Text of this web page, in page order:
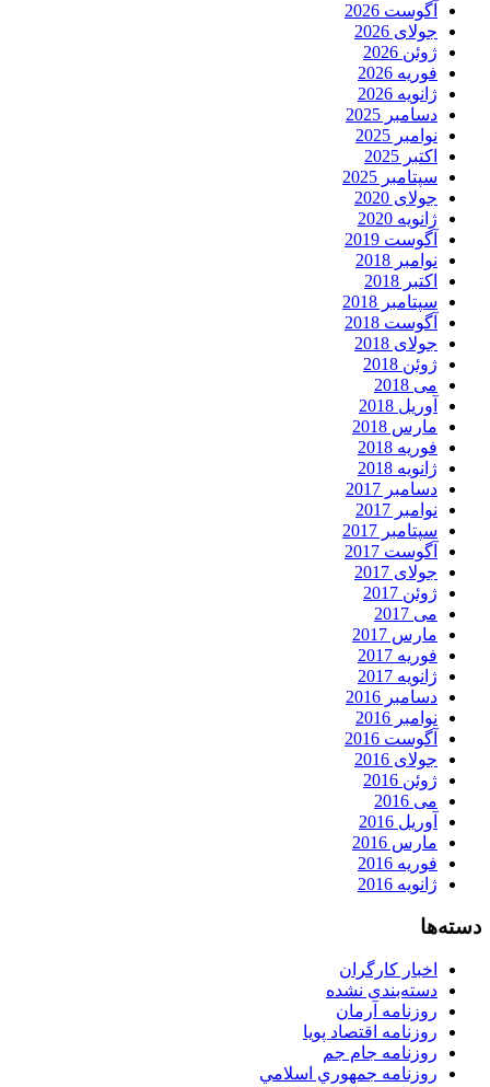
آگوست 2026
جولای 2026
ژوئن 2026
فوریه 2026
ژانویه 2026
دسامبر 2025
نوامبر 2025
اکتبر 2025
سپتامبر 2025
جولای 2020
ژانویه 2020
آگوست 2019
نوامبر 2018
اکتبر 2018
سپتامبر 2018
آگوست 2018
جولای 2018
ژوئن 2018
می 2018
آوریل 2018
مارس 2018
فوریه 2018
ژانویه 2018
دسامبر 2017
نوامبر 2017
سپتامبر 2017
آگوست 2017
جولای 2017
ژوئن 2017
می 2017
مارس 2017
فوریه 2017
ژانویه 2017
دسامبر 2016
نوامبر 2016
آگوست 2016
جولای 2016
ژوئن 2016
می 2016
آوریل 2016
مارس 2016
فوریه 2016
ژانویه 2016
دسته‌ها
اخبار کارگران
دسته‌بندی نشده
روزنامه آرمان
روزنامه اقتصاد پویا
روزنامه جام جم
روزنامه جمهوري اسلامي